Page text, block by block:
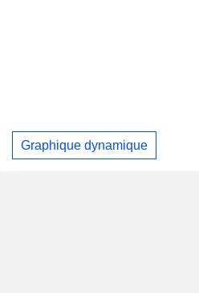
Graphique dynamique